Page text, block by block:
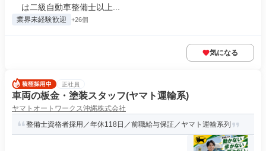
は二級自動車整備士以上...
業界未経験歓迎 +26個
気になる
正社員
車両の板金・塗装スタッフ(ヤマト運輸系)
ヤマトオートワークス沖縄株式会社
整備士資格者採用／年休118日／前職給与保証／ヤマト運輸系列